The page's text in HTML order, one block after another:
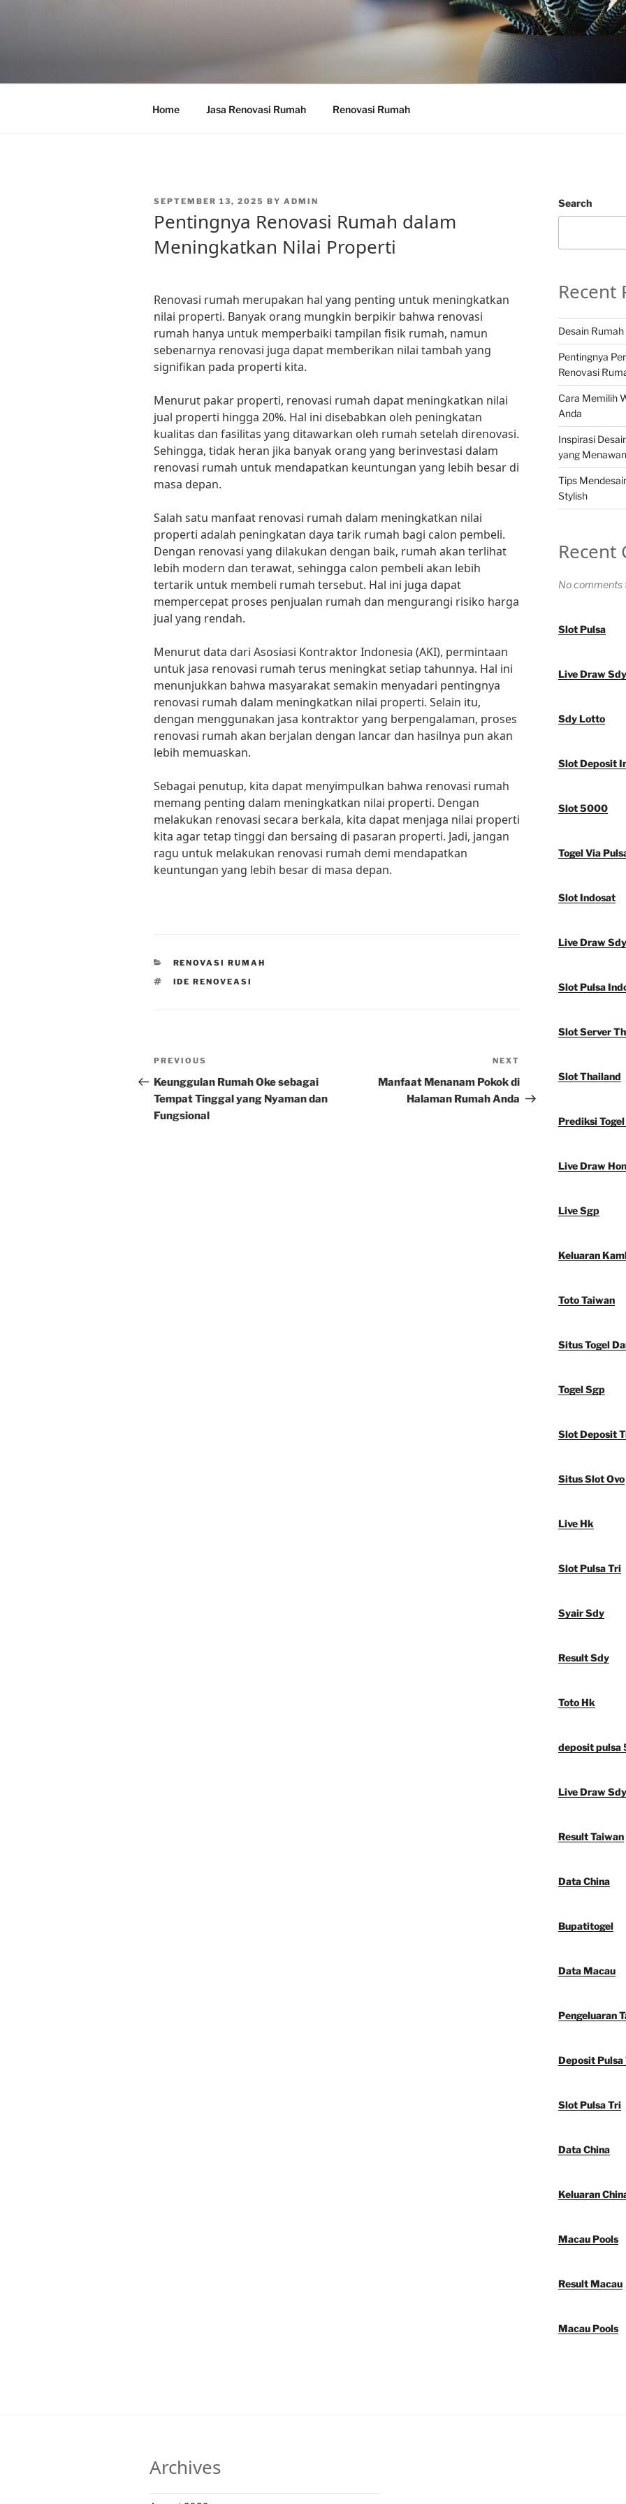
Home Jasa Renovasi Rumah Renovasi Rumah
POSTED
SEPTEMBER 13, 2025 BY ADMIN
Pentingnya Renovasi Rumah dalam
Meningkatkan Nilai Properti
Renovasi rumah merupakan hal yang penting untuk meningkatkan
nilai properti. Banyak orang mungkin berpikir bahwa renovasi
rumah hanya untuk memperbaiki tampilan fisik rumah, namun
sebenarnya renovasi juga dapat memberikan nilai tambah yang
signifikan pada properti kita.
Menurut pakar properti, renovasi rumah dapat meningkatkan nilai
jual properti hingga 20%. Hal ini disebabkan oleh peningkatan
kualitas dan fasilitas yang ditawarkan oleh rumah setelah direnovasi.
Sehingga, tidak heran jika banyak orang yang berinvestasi dalam
renovasi rumah untuk mendapatkan keuntungan yang lebih besar di
masa depan.
Salah satu manfaat renovasi rumah dalam meningkatkan nilai
properti adalah peningkatan daya tarik rumah bagi calon pembeli.
Dengan renovasi yang dilakukan dengan baik, rumah akan terlihat
lebih modern dan terawat, sehingga calon pembeli akan lebih
tertarik untuk membeli rumah tersebut. Hal ini juga dapat
mempercepat proses penjualan rumah dan mengurangi risiko harga
jual yang rendah.
Menurut data dari Asosiasi Kontraktor Indonesia (AKI), permintaan
untuk jasa renovasi rumah terus meningkat setiap tahunnya. Hal ini
menunjukkan bahwa masyarakat semakin menyadari pentingnya
renovasi rumah dalam meningkatkan nilai properti. Selain itu,
dengan menggunakan jasa kontraktor yang berpengalaman, proses
renovasi rumah akan berjalan dengan lancar dan hasilnya pun akan
lebih memuaskan.
Sebagai penutup, kita dapat menyimpulkan bahwa renovasi rumah
memang penting dalam meningkatkan nilai properti. Dengan
melakukan renovasi secara berkala, kita dapat menjaga nilai properti
kita agar tetap tinggi dan bersaing di pasaran properti. Jadi, jangan
ragu untuk melakukan renovasi rumah demi mendapatkan
keuntungan yang lebih besar di masa depan.
CATEGORIES
RENOVASI RUMAH
TAGS
IDE RENOVEASI
Post
navigation
Previous
Post
PREVIOUS
Keunggulan Rumah Oke sebagai
Tempat Tinggal yang Nyaman dan
Fungsional
Post
NEXT
Manfaat Menanam Pokok di
Halaman Rumah Anda
Search
Recent
Desain
Pentingnya
Renovasi
Cara Memilih
Anda
Inspirasi
yang Menawan
Tips
Stylish
Recent
No comments
Slot Pulsa
Live Draw Sdy
Sdy Lotto
Slot Deposit
Slot 5000
Togel Via
Slot Indosat
Live Draw Sdy
Slot Pulsa
Slot Server
Slot Thailand
Prediksi
Live Draw
Live Sgp
Keluaran
Toto Taiwan
Situs Togel
Togel Sgp
Slot Deposit
Situs Slot Ovo
Live Hk
Slot Pulsa Tri
Syair Sdy
Result Sdy
Toto Hk
deposit pulsa
Live Draw Sdy
Result Taiwan
Data China
Bupatitogel
Data Macau
Pengeluaran
Deposit Pulsa
Slot Pulsa Tri
Data China
Keluaran
Macau Pools
Result Macau
Macau Pools
Archives